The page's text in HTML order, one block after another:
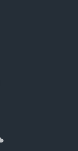
SoundCloud